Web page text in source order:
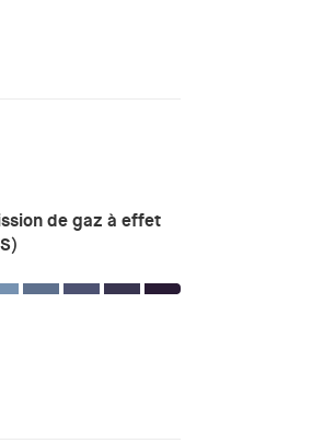
de gaz à effet